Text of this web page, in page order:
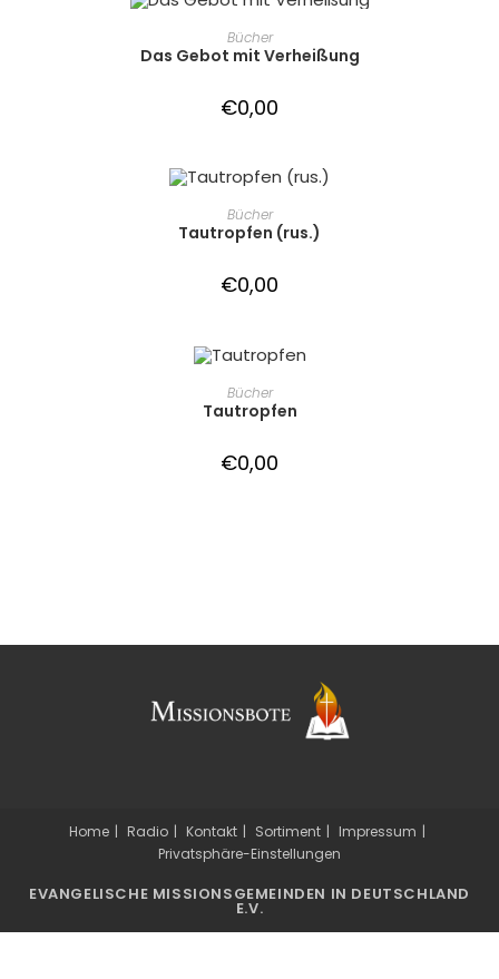
IN DEN WARENKORB
Bücher
Das Gebot mit Verheißung
€0,00
IN DEN WARENKORB
Bücher
Tautropfen (rus.)
€0,00
IN DEN WARENKORB
Bücher
Tautropfen
€0,00
Home Radio Kontakt Sortiment
Impressum
Privatsphäre-Einstellungen
EVANGELISCHE MISSIONSGEMEINDEN IN DEUTSCHLAND
E.V.